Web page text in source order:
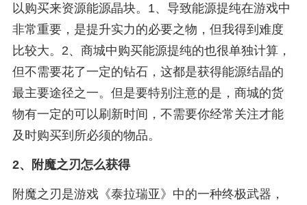
以购买来资源能源晶块。1、导致能源提纯在游戏中
非常重要，是提升实力的必要之物，但我得到难度
比较大。2、商城中购买能源提纯的也很单独计算，
但不需要花了一定的钻石，这都是获得能源结晶的
最主要途径之一。但是要特别注意的是，商城的货
物有一定的可以刷新时间，不需要你经常关注才能
及时购买到所必须的物品。
2、 附魔之刃怎么获得
附魔之刃是游戏《泰拉瑞亚》中的一种终极武器，